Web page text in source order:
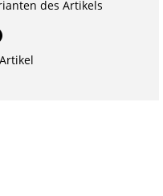
des Artikels